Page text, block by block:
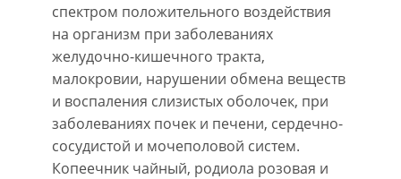
спектром положительного воздействия
на организм при заболеваниях
желудочно-кишечного тракта,
малокровии, нарушении обмена веществ
и воспаления слизистых оболочек, при
заболеваниях почек и печени, сердечно-
сосудистой и мочеполовой систем.
Копеечник чайный, родиола розовая и